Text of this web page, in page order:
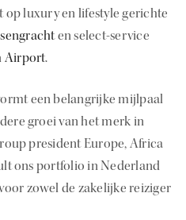
op luxury en lifestyle gerichte
en select-service
Airport.
een belangrijke mijlpaal
groei van het merk in
president Europe, Africa
ons portfolio in Nederland
zowel de zakelijke reiziger